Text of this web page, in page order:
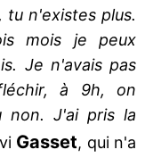
tu n'existes plus.
mois je peux
Je n'avais pas
à 9h, on
non. J'ai pris la
Gasset, qui n'a